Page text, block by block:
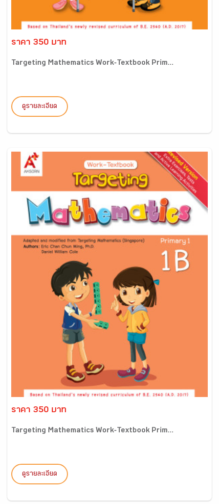
ราคา 350 บาท
Targeting Mathematics Work-Textbook Prim...
ดูรายละเอียด
ราคา 350 บาท
Targeting Mathematics Work-Textbook Prim...
ดูรายละเอียด